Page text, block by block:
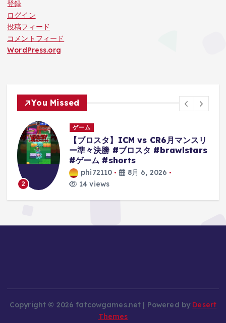
登録
ログイン
投稿フィード
コメントフィード
WordPress.org
You Missed
2
ゲーム
【ブロスタ】ICM vs CR6月マンスリ
ー準々決勝 #ブロスタ #brawlstars
#ゲーム #shorts
phi72110
8月 6, 2026
14 views
Copyright © 2026 fatcowgames.net | Powered by Desert
Themes